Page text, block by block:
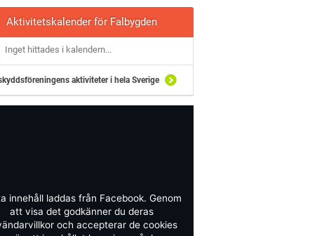
Aktivitetskalender för Falbygden
Inget hittades i kalendern...
aktiviteter i hela Sverige
innehåll laddas från Facebook. Genom
att visa det godkänner du deras
och accepterar de cookies